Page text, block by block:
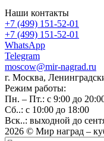
Наши контакты
+7 (499) 151-52-01
+7 (499) 151-52-01
WhatsApp
Telegram
moscow@mir-nagrad.ru
г. Москва,
Режим работы:
Пн. – Пт.: с 9:00 до
Сб..: с 10:00 до 18:00
Вск..: выходной до
2026 © Мир наград –